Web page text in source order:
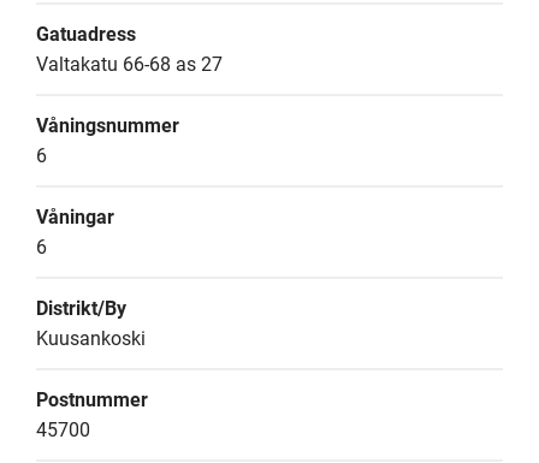
Gatuadress
Valtakatu 66-68 as 27
Våningsnummer
6
Våningar
6
Distrikt/By
Kuusankoski
Postnummer
45700